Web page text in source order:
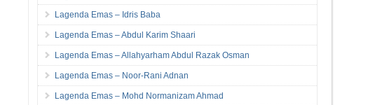
Lagenda Emas – Idris Baba
Lagenda Emas – Abdul Karim Shaari
Lagenda Emas – Allahyarham Abdul Razak Osman
Lagenda Emas – Noor-Rani Adnan
Lagenda Emas – Mohd Normanizam Ahmad